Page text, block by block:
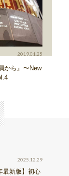
2019.01.25
から』〜New
2025.12.29
最新版】初心